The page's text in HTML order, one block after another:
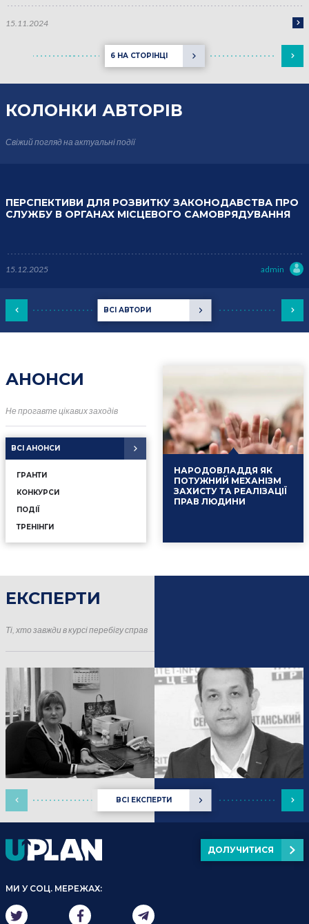
15.11.2024
6 НА СТОРІНЦІ
КОЛОНКИ АВТОРІВ
Свіжий погляд на актуальні події
ВСІ АВТОРИ
ПЕРСПЕКТИВИ ДЛЯ РОЗВИТКУ ЗАКОНОДАВСТВА ПРО
СЛУЖБУ В ОРГАНАХ МІСЦЕВОГО САМОВРЯДУВАННЯ
15.12.2025 admin
АНОНСИ
Не прогавте цікавих заходів
ВСІ АНОНСИ
ГРАНТИ
КОНКУРСИ
ПОДІЇ
ТРЕНІНГИ
НАРОДОВЛАДДЯ ЯК
ПОТУЖНИЙ МЕХАНІЗМ
ЗАХИСТУ ТА РЕАЛІЗАЦІЇ
ПРАВ ЛЮДИНИ
ЕКСПЕРТИ
Ті, хто завжди в курсі перебігу справ
ВСІ ЕКСПЕРТИ
МИ У СОЦ. МЕРЕЖАХ:
ДОЛУЧИТИСЯ